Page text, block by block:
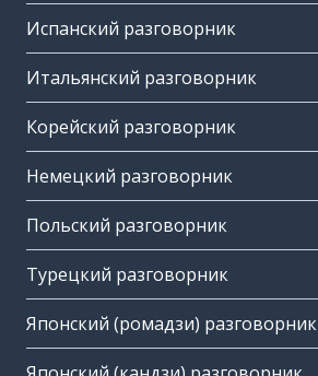
Испанский разговорник
Итальянский разговорник
Корейский разговорник
Немецкий разговорник
Польский разговорник
Турецкий разговорник
Японский (ромадзи) разговорник